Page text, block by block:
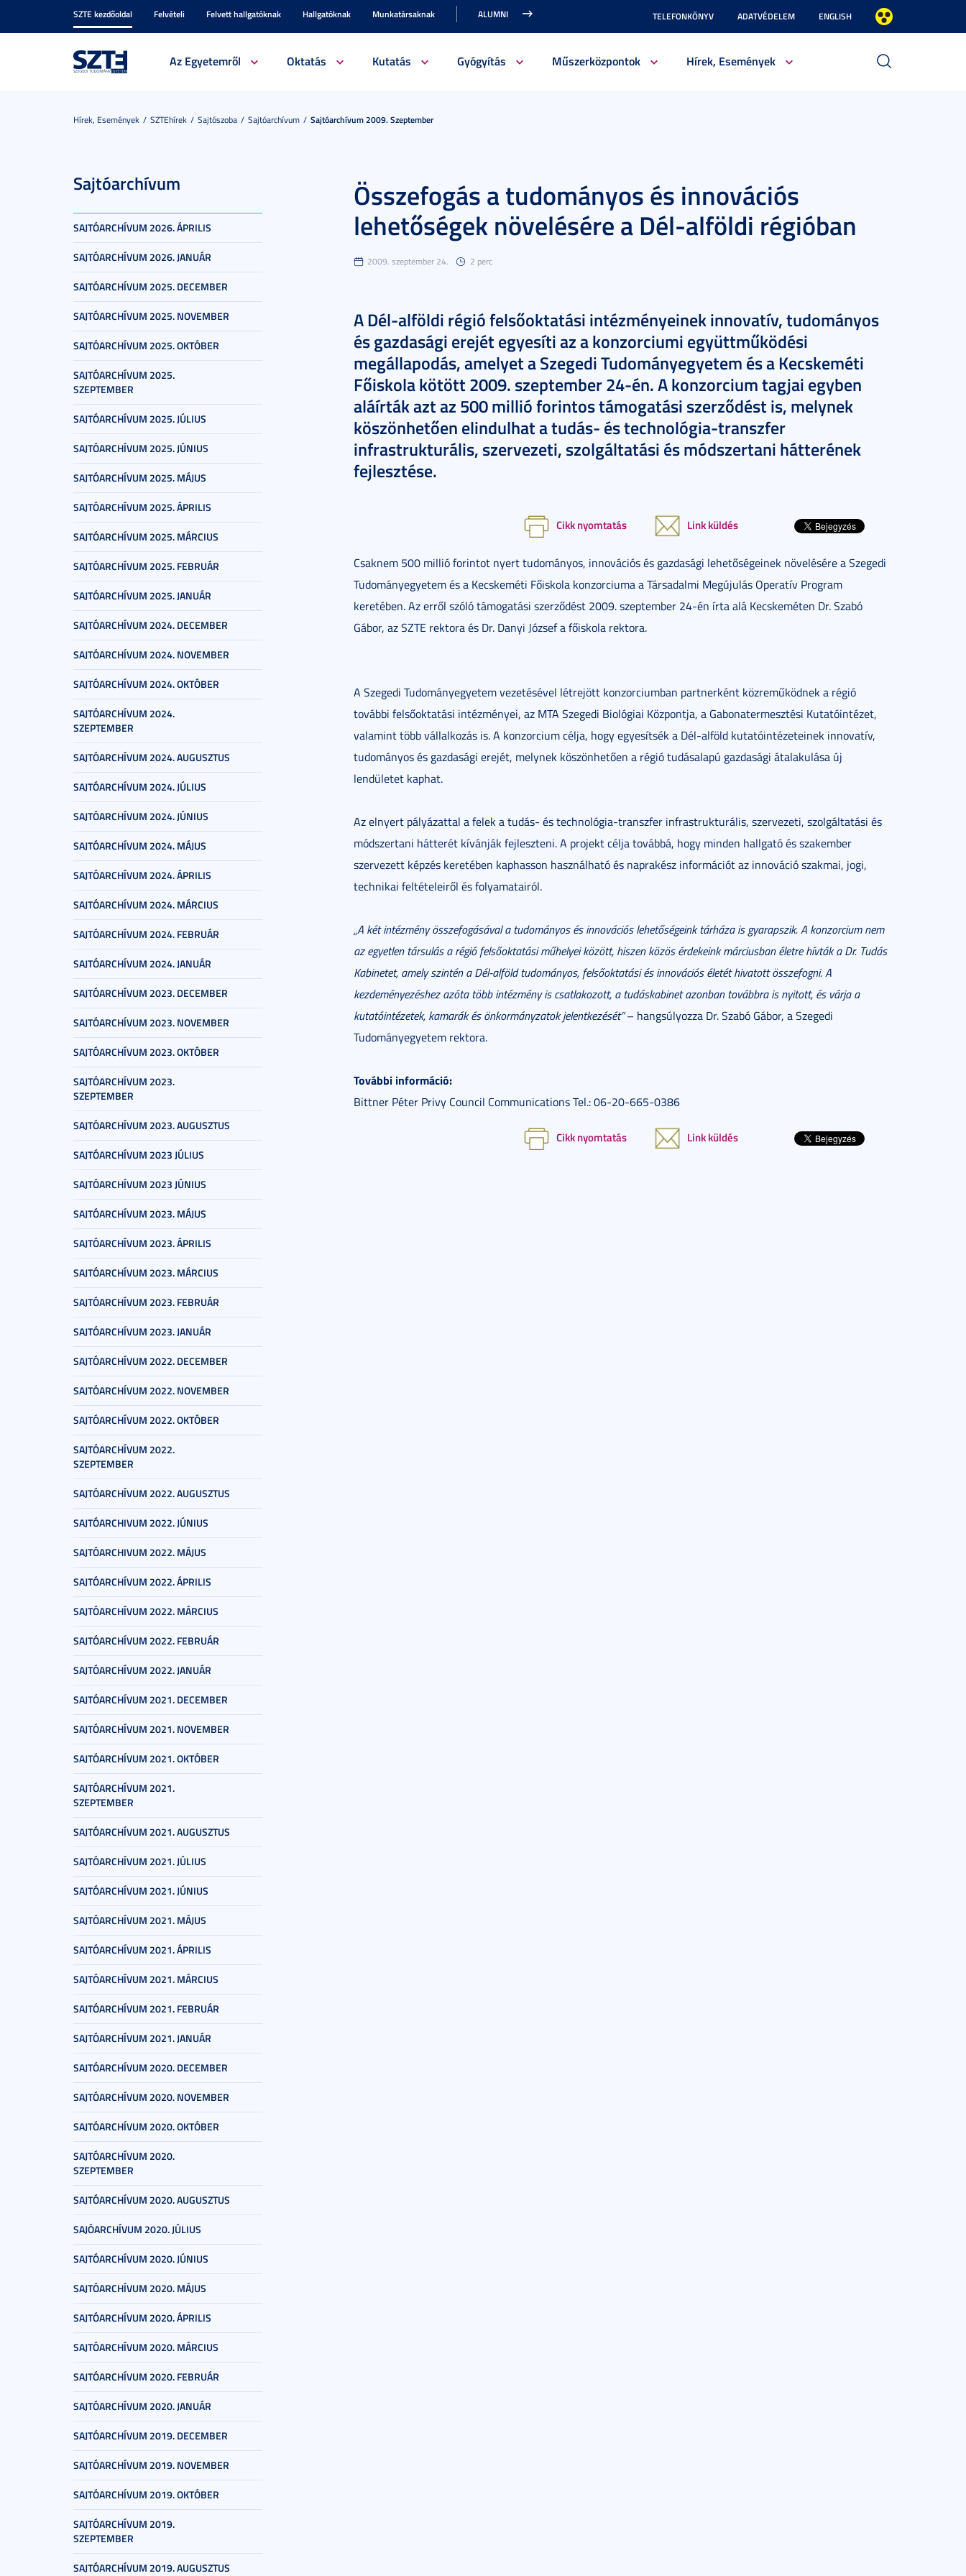
SZTE kezdőoldal Felvételi Felvett hallgatóknak Hallgatóknak Munkatársaknak ALUMNI TELEFONKÖNYV ADATVÉDELEM ENGLISH
Az Egyetemről Oktatás Kutatás Gyógyítás Műszerközpontok Hírek, Események
Hírek, Események SZTEhírek Sajtószoba Sajtóarchívum Sajtóarchívum 2009. Szeptember
Sajtóarchívum
SAJTÓARCHÍVUM 2026. ÁPRILIS
SAJTÓARCHÍVUM 2026. JANUÁR
SAJTÓARCHÍVUM 2025. DECEMBER
SAJTÓARCHÍVUM 2025. NOVEMBER
SAJTÓARCHÍVUM 2025. OKTÓBER
SAJTÓARCHÍVUM 2025.
SZEPTEMBER
SAJTÓARCHÍVUM 2025. JÚLIUS
SAJTÓARCHÍVUM 2025. JÚNIUS
SAJTÓARCHÍVUM 2025. MÁJUS
SAJTÓARCHÍVUM 2025. ÁPRILIS
SAJTÓARCHÍVUM 2025. MÁRCIUS
SAJTÓARCHÍVUM 2025. FEBRUÁR
SAJTÓARCHÍVUM 2025. JANUÁR
SAJTÓARCHÍVUM 2024. DECEMBER
SAJTÓARCHÍVUM 2024. NOVEMBER
SAJTÓARCHÍVUM 2024. OKTÓBER
SAJTÓARCHÍVUM 2024.
SZEPTEMBER
SAJTÓARCHÍVUM 2024. AUGUSZTUS
SAJTÓARCHÍVUM 2024. JÚLIUS
SAJTÓARCHÍVUM 2024. JÚNIUS
SAJTÓARCHÍVUM 2024. MÁJUS
SAJTÓARCHÍVUM 2024. ÁPRILIS
SAJTÓARCHÍVUM 2024. MÁRCIUS
SAJTÓARCHÍVUM 2024. FEBRUÁR
SAJTÓARCHÍVUM 2024. JANUÁR
SAJTÓARCHÍVUM 2023. DECEMBER
SAJTÓARCHÍVUM 2023. NOVEMBER
SAJTÓARCHÍVUM 2023. OKTÓBER
SAJTÓARCHÍVUM 2023.
SZEPTEMBER
SAJTÓARCHÍVUM 2023. AUGUSZTUS
SAJTÓARCHÍVUM 2023 JÚLIUS
SAJTÓARCHÍVUM 2023 JÚNIUS
SAJTÓARCHÍVUM 2023. MÁJUS
SAJTÓARCHÍVUM 2023. ÁPRILIS
SAJTÓARCHÍVUM 2023. MÁRCIUS
SAJTÓARCHÍVUM 2023. FEBRUÁR
SAJTÓARCHÍVUM 2023. JANUÁR
SAJTÓARCHÍVUM 2022. DECEMBER
SAJTÓARCHÍVUM 2022. NOVEMBER
SAJTÓARCHÍVUM 2022. OKTÓBER
SAJTÓARCHÍVUM 2022.
SZEPTEMBER
SAJTÓARCHÍVUM 2022. AUGUSZTUS
SAJTÓARCHIVUM 2022. JÚNIUS
SAJTÓARCHIVUM 2022. MÁJUS
SAJTÓARCHÍVUM 2022. ÁPRILIS
SAJTÓARCHÍVUM 2022. MÁRCIUS
SAJTÓARCHÍVUM 2022. FEBRUÁR
SAJTÓARCHÍVUM 2022. JANUÁR
SAJTÓARCHÍVUM 2021. DECEMBER
SAJTÓARCHÍVUM 2021. NOVEMBER
SAJTÓARCHÍVUM 2021. OKTÓBER
SAJTÓARCHÍVUM 2021.
SZEPTEMBER
SAJTÓARCHÍVUM 2021. AUGUSZTUS
SAJTÓARCHÍVUM 2021. JÚLIUS
SAJTÓARCHÍVUM 2021. JÚNIUS
SAJTÓARCHÍVUM 2021. MÁJUS
SAJTÓARCHÍVUM 2021. ÁPRILIS
SAJTÓARCHÍVUM 2021. MÁRCIUS
SAJTÓARCHÍVUM 2021. FEBRUÁR
SAJTÓARCHÍVUM 2021. JANUÁR
SAJTÓARCHÍVUM 2020. DECEMBER
SAJTÓARCHÍVUM 2020. NOVEMBER
SAJTÓARCHÍVUM 2020. OKTÓBER
SAJTÓARCHÍVUM 2020.
SZEPTEMBER
SAJTÓARCHÍVUM 2020. AUGUSZTUS
SAJÓARCHÍVUM 2020. JÚLIUS
SAJTÓARCHÍVUM 2020. JÚNIUS
SAJTÓARCHÍVUM 2020. MÁJUS
SAJTÓARCHÍVUM 2020. ÁPRILIS
SAJTÓARCHÍVUM 2020. MÁRCIUS
SAJTÓARCHÍVUM 2020. FEBRUÁR
SAJTÓARCHÍVUM 2020. JANUÁR
SAJTÓARCHÍVUM 2019. DECEMBER
SAJTÓARCHÍVUM 2019. NOVEMBER
SAJTÓARCHÍVUM 2019. OKTÓBER
SAJTÓARCHÍVUM 2019.
SZEPTEMBER
SAJTÓARCHÍVUM 2019. AUGUSZTUS
Összefogás a tudományos és innovációs
lehetőségek növelésére a Dél-alföldi régióban
2009. szeptember 24. 2 perc
A Dél-alföldi régió felsőoktatási intézményeinek innovatív, tudományos
és gazdasági erejét egyesíti az a konzorciumi együttműködési
megállapodás, amelyet a Szegedi Tudományegyetem és a Kecskeméti
Főiskola kötött 2009. szeptember 24-én. A konzorcium tagjai egyben
aláírták azt az 500 millió forintos támogatási szerződést is, melynek
köszönhetően elindulhat a tudás- és technológia-transzfer
infrastrukturális, szervezeti, szolgáltatási és módszertani hátterének
fejlesztése.
Cikk nyomtatás Link küldés
Csaknem 500 millió forintot nyert tudományos, innovációs és gazdasági lehetőségeinek növelésére a Szegedi
Tudományegyetem és a Kecskeméti Főiskola konzorciuma a Társadalmi Megújulás Operatív Program
keretében. Az erről szóló támogatási szerződést 2009. szeptember 24-én írta alá Kecskeméten Dr. Szabó
Gábor, az SZTE rektora és Dr. Danyi József a főiskola rektora.
A Szegedi Tudományegyetem vezetésével létrejött konzorciumban partnerként közreműködnek a régió
további felsőoktatási intézményei, az MTA Szegedi Biológiai Központja, a Gabonatermesztési Kutatóintézet,
valamint több vállalkozás is. A konzorcium célja, hogy egyesítsék a Dél-alföld kutatóintézeteinek innovatív,
tudományos és gazdasági erejét, melynek köszönhetően a régió tudásalapú gazdasági átalakulása új
lendületet kaphat.
Az elnyert pályázattal a felek a tudás- és technológia-transzfer infrastrukturális, szervezeti, szolgáltatási és
módszertani hátterét kívánják fejleszteni. A projekt célja továbbá, hogy minden hallgató és szakember
szervezett képzés keretében kaphasson használható és naprakész információt az innováció szakmai, jogi,
technikai feltételeiről és folyamatairól.
„A két intézmény összefogásával a tudományos és innovációs lehetőségeink tárháza is gyarapszik. A konzorcium nem
az egyetlen társulás a régió felsőoktatási műhelyei között, hiszen közös érdekeink márciusban életre hívták a Dr. Tudás
Kabinetet, amely szintén a Dél-alföld tudományos, felsőoktatási és innovációs életét hivatott összefogni. A
kezdeményezéshez azóta több intézmény is csatlakozott, a tudáskabinet azonban továbbra is nyitott, és várja a
kutatóintézetek, kamarák és önkormányzatok jelentkezését”– hangsúlyozza Dr. Szabó Gábor, a Szegedi
Tudományegyetem rektora.
További információ:
Bittner Péter Privy Council Communications Tel.: 06-20-665-0386
Cikk nyomtatás Link küldés